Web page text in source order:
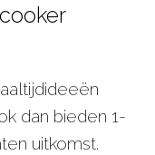
dan bieden 1-
uitkomst.